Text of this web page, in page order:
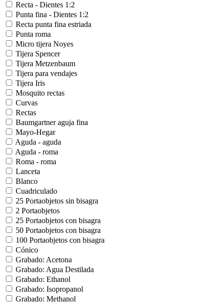
Recta - Dientes 1:2
Punta fina - Dientes 1:2
Recta punta fina estriada
Punta roma
Micro tijera Noyes
Tijera Spencer
Tijera Metzenbaum
Tijera para vendajes
Tijera Iris
Mosquito rectas
Curvas
Rectas
Baumgartner aguja fina
Mayo-Hegar
Aguda - aguda
Aguda - roma
Roma - roma
Lanceta
Blanco
Cuadriculado
25 Portaobjetos sin bisagra
2 Portaobjetos
25 Portaobjetos con bisagra
50 Portaobjetos con bisagra
100 Portaobjetos con bisagra
Cónico
Grabado: Acetona
Grabado: Agua Destilada
Grabado: Ethanol
Grabado: Isopropanol
Grabado: Methanol